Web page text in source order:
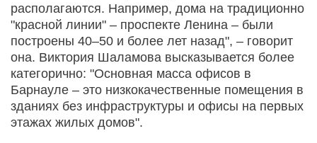
располагаются. Например, дома на традиционно
"красной линии" – проспекте Ленина – были
построены 40–50 и более лет назад", – говорит
она. Виктория Шаламова высказывается более
категорично: "Основная масса офисов в
Барнауле – это низкокачественные помещения в
зданиях без инфраструктуры и офисы на первых
этажах жилых домов".